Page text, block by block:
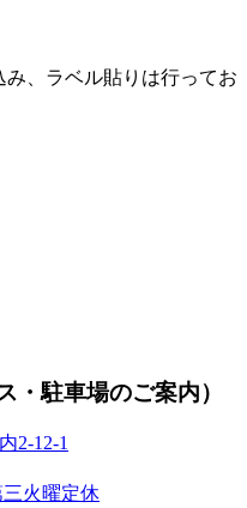
、ラベル貼りは行ってお
・駐車場のご案内）
2-12-1
三火曜定休